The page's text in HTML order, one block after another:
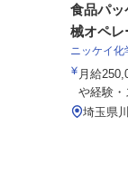
食品パッ
械オペレ
ニッケイ
月給
や経験
埼玉県